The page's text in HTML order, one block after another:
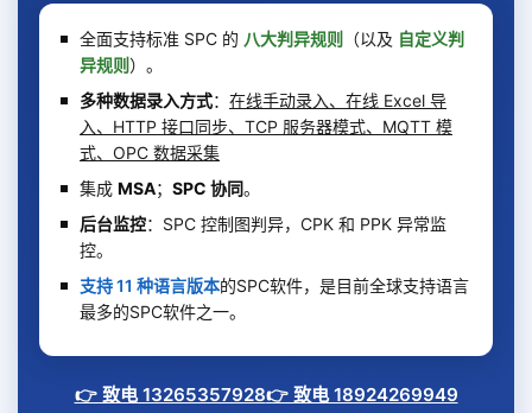
全面支持标准 SPC 的 八大判异规则 （以及 自定义判
异规则）。
多种数据录入方式： 在线手动录入、在线 Excel 导
入、HTTP 接口同步、TCP 服务器模式、MQTT 模
式、OPC 数据采集
集成 MSA； SPC 协同。
后台监控：SPC 控制图判异，CPK 和 PPK 异常监
控。
支持 11 种语言版本的SPC软件，是目前全球支持语言
最多的SPC软件之一。
👉 致电 13265357928👉 致电 18924269949